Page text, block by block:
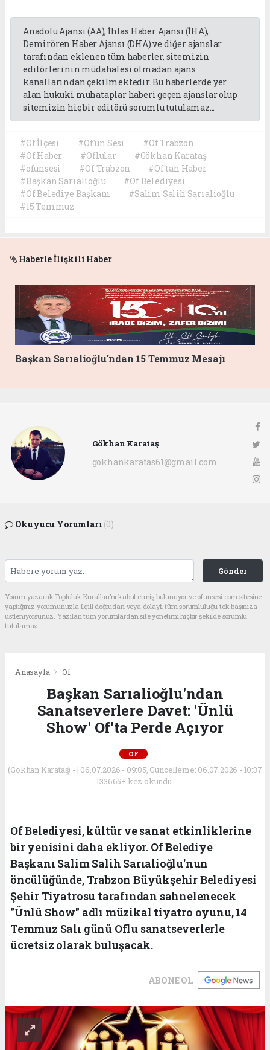
Anadolu Ajansı (AA), İhlas Haber Ajansı (İHA),
Demirören Haber Ajansı (DHA) ve diğer ajanslar
tarafından eklenen tüm haberler, sitemizin
editörlerinin müdahalesi olmadan ajans
kanallarından çekilmektedir. Bu haberlerde yer
alan hukuki muhataplar haberi geçen ajanslar olup
sitemizin hiç bir editörü sorumlu tutulamaz...
#Of İlçesi #Of'un Sesi
#Of Trabzon
#Of Haber
#Oflular
#Gökhan Karataş
#ofunsesi
#Of Trabzon
#Of'tan Haber
#Başkan Sarıalioğlu
#Of Belediyesi
#Of Belediye Başkanı
#Salim Salih Sarıalioğlu
#15 Temmuz
Haberle İlişkili Haber
Başkan Sarıalioğlu'ndan 15 Temmuz Mesajı
Gökhan Karataş
gokhankaratas61@gmail.com
Okuyucu Yorumları (0)
Gönder
Yorum yazarak Topluluk Kuralları’nı kabul etmiş bulunuyor ve ofunsesi.com sitesine
yaptığınız yorumunuzla ilgili doğrudan veya dolaylı tüm sorumluluğu tek başınıza
üstleniyorsunuz. Yazılan tüm yorumlardan site yönetimi hiçbir şekilde sorumlu
tutulamaz.
Anasayfa Of
Başkan Sarıalioğlu'ndan
Sanatseverlere Davet: 'Ünlü
Show' Of'ta Perde Açıyor
OF
(Gökhan Karataş) - | 06.07.2026 - 09:05, Güncelleme: 06.07.2026 - 10:37
133665+ kez okundu.
Of Belediyesi, kültür ve sanat etkinliklerine
bir yenisini daha ekliyor. Of Belediye
Başkanı Salim Salih Sarıalioğlu'nun
öncülüğünde, Trabzon Büyükşehir Belediyesi
Şehir Tiyatrosu tarafından sahnelenecek
"Ünlü Show" adlı müzikal tiyatro oyunu, 14
Temmuz Salı günü Oflu sanatseverlerle
ücretsiz olarak buluşacak.
ABONE OL